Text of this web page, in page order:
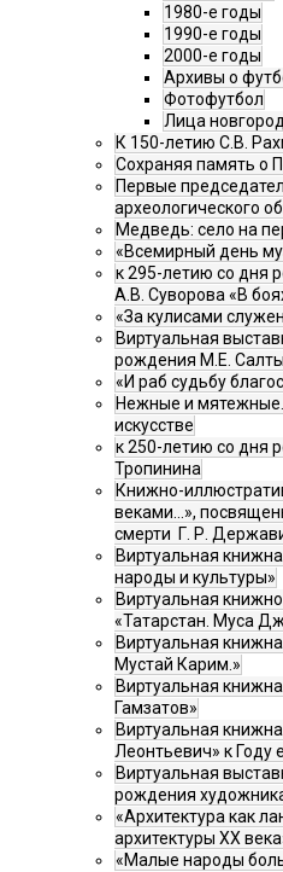
1980-е годы
1990-е годы
2000-е годы
Архивы о
Фотофутбол
Лица
К 150-летию С.В.
Сохраняя память о
Первые
археологического
Медведь: село на
«Всемирный день
к 295-летию со дня
А.В. Суворова «В
«За кулисами
Виртуальная
рождения М.Е.
«И раб судьбу
Нежные и
искусстве
к 250-летию со дня
Тропинина
Книжно-
веками…»,
смерти Г. Р.
Виртуальная
народы и культуры»
Виртуальная
«Татарстан. Муса
Виртуальная
Мустай Карим.»
Виртуальная
Гамзатов»
Виртуальная
Леонтьевич» к Году
Виртуальная
рождения
«Архитектура как
архитектуры XX
«Малые народы